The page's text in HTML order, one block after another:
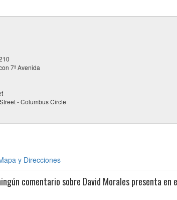
7ª Avenida
- Columbus Circle
y Direcciones
comentario sobre David Morales presenta